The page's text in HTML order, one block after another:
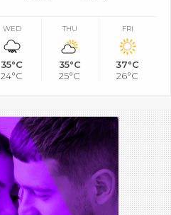
WED
35°C
24°C
THU
35°C
25°C
FRI
37°C
26°C